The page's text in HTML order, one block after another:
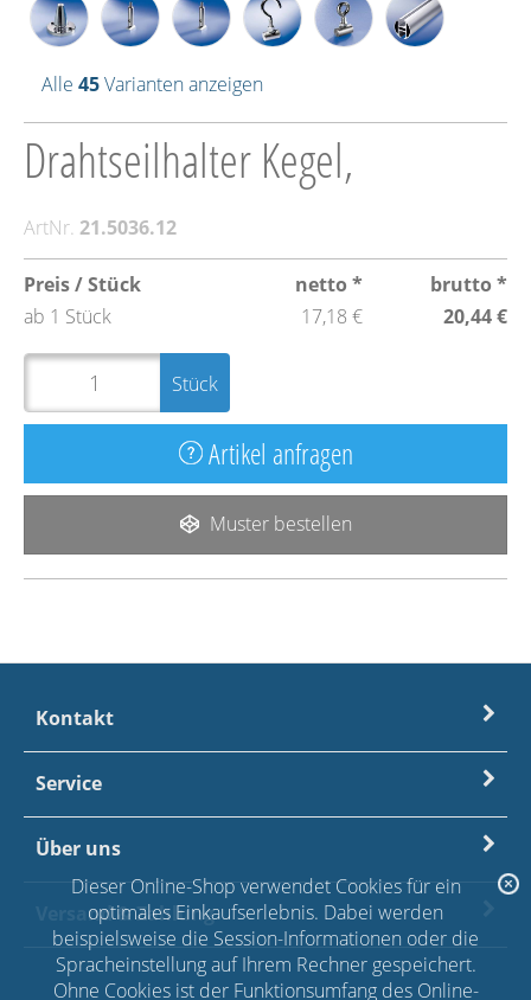
Dieser Online-Shop verwendet Cookies für ein
optimales Einkaufserlebnis. Dabei werden
beispielsweise die Session-Informationen oder die
Spracheinstellung auf Ihrem Rechner gespeichert.
Ohne Cookies ist der Funktionsumfang des Online-
Alle 45Varianten anzeigen
Drahtseilhalter Kegel,
ArtNr. 21.5036.12
Preis / Stück netto *
brutto *
ab 1 Stück
17,18 € 20,44 €
Stück
Artikel anfragen
Muster bestellen
Kontakt
Service
Über uns
Versand & Zahlung